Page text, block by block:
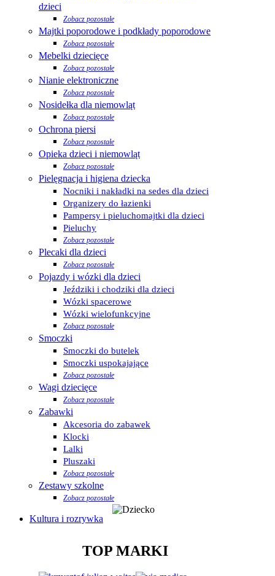
dzieci
Zobacz pozostałe
Majtki poporodowe i podkłady poporodowe
Zobacz pozostałe
Mebelki dziecięce
Zobacz pozostałe
Nianie elektroniczne
Zobacz pozostałe
Nosidełka dla niemowląt
Zobacz pozostałe
Ochrona piersi
Zobacz pozostałe
Opieka dzieci i niemowląt
Zobacz pozostałe
Pielęgnacja i higiena dziecka
Nocniki i nakładki na sedes dla dzieci
Organizery do łazienki
Pampersy i pieluchomajtki dla dzieci
Pieluchy
Zobacz pozostałe
Plecaki dla dzieci
Zobacz pozostałe
Pojazdy i wózki dla dzieci
Jeździki i chodziki dla dzieci
Wózki spacerowe
Wózki wielofunkcyjne
Zobacz pozostałe
Smoczki
Smoczki do butelek
Smoczki uspokajające
Zobacz pozostałe
Wagi dziecięce
Zobacz pozostałe
Zabawki
Akcesoria do zabawek
Klocki
Lalki
Pluszaki
Zobacz pozostałe
Zestawy szkolne
Zobacz pozostałe
Kultura i rozrywka
TOP MARKI